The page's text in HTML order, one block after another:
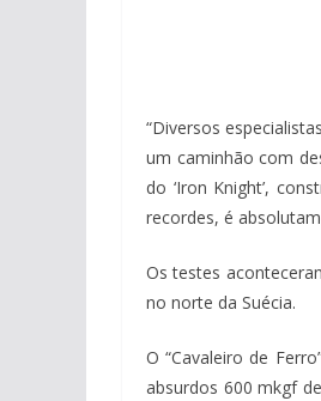
“Diversos
um caminhão com
do ‘Iron Knight’,
recordes, é
Os testes
no norte da Suécia.
O “Cavaleiro de
absurdos 600 mkgf